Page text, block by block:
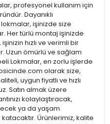
profesyonel kullanım için
Dayanıklı
işinizde size
Her türlü montaj işinizde
hızlı ve verimli bir
Uzun ömürlü ve sağlam
Lokmalar, en zorlu işlerde
olarak size,
uygun fiyatlı ve hızlı
Satın almak üzere
kolaylaştıracak,
ya da yaşam
Ürünlerimiz, kalite